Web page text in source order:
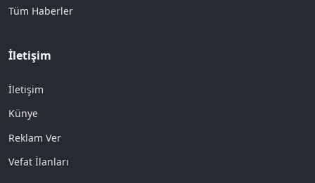
Tüm Haberler
İletişim
İletişim
Künye
Reklam Ver
Vefat İlanları